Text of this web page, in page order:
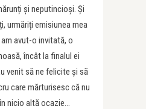
și neputincioși. Și
urmăriți emisiunea mea
avut-o invitată, o
încât la finalul ei
venit să ne felicite și să
care mărturisesc că nu
nicio altă ocazie…